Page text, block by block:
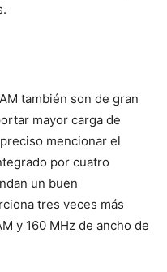
también son de gran
mayor carga de
mencionar el
por cuatro
un buen
tres veces más
y 160 MHz de ancho de